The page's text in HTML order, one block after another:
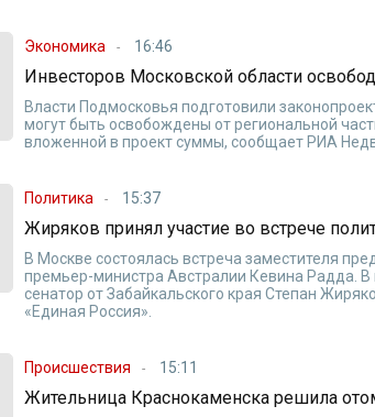
Экономика 16:46
Инвесторов Московской области
Власти Подмосковья подготовили
могут быть освобождены от региональной
вложенной в проект суммы, сообщает РИА
Политика 15:37
Жиряков принял участие во встрече
В Москве состоялась встреча заместителя
премьер-министра Австралии Кевина Радда.
сенатор от Забайкальского края Степан
«Единая Россия».
Происшествия 15:11
Жительница Краснокаменска решила